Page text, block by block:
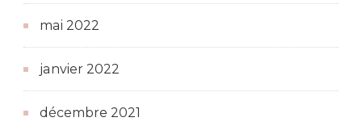
mai 2022
janvier 2022
décembre 2021